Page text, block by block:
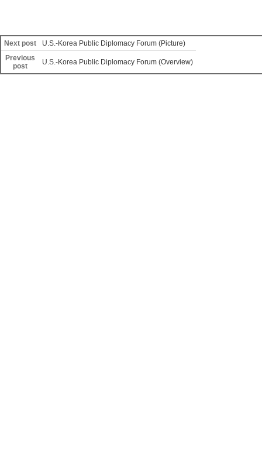
Next post
U.S.-Korea Public Diplomacy Forum (Picture)
Previous
post
U.S.-Korea Public Diplomacy Forum (Overview)